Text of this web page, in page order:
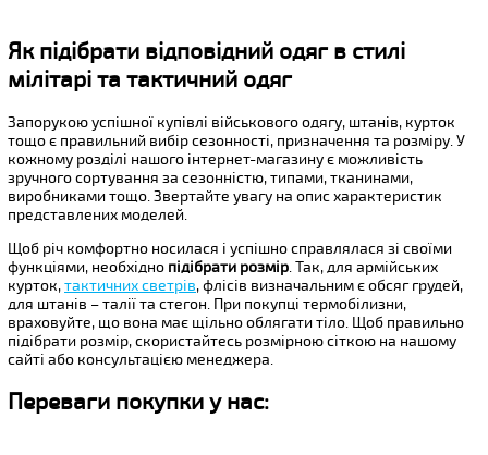
Як підібрати відповідний одяг в стилі
мілітарі та тактичний одяг
Запорукою успішної купівлі військового одягу, штанів, курток
тощо є правильний вибір сезонності, призначення та розміру. У
кожному розділі нашого інтернет-магазину є можливість
зручного сортування за сезонністю, типами, тканинами,
виробниками тощо. Звертайте увагу на опис характеристик
представлених моделей.
Щоб річ комфортно носилася і успішно справлялася зі своїми
функціями, необхідно підібрати розмір. Так, для армійських
курток,тактичних светрів, флісів визначальним є обсяг грудей,
для штанів – талії та стегон. При покупці термобілизни,
враховуйте, що вона має щільно облягати тіло. Щоб правильно
підібрати розмір, скористайтесь розмірною сіткою на нашому
сайті або консультацією менеджера.
Переваги покупки у нас: